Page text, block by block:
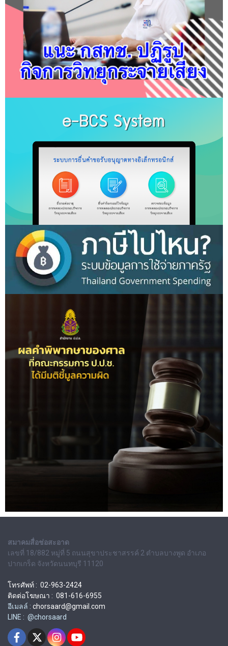
สมาคมสื่อช่อสะอาด
เลขที่ 18/882 หมู่ที่ 5 ถนนสุขาประชาสรรค์ 2 ตำบลบางพูด อำเภอ
ปากเกร็ด จังหวัดนนทบุรี 11120
โทรศัพท์ : 02-963-2424
ติดต่อโฆษณา : 081-616-6955
อีเมลล์ : chorsaard@gmail.com
LINE : @chorsaard